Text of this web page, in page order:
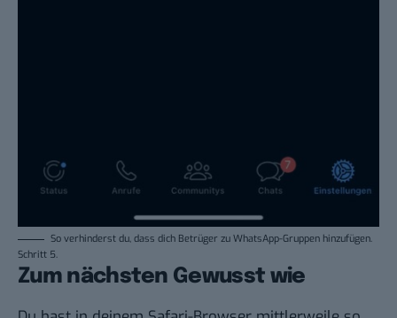
So verhinderst du, dass dich Betrüger zu WhatsApp-Gruppen hinzufügen.
Schritt 5.
Zum nächsten Gewusst wie